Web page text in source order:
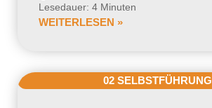
Lesedauer: 4 Minuten
WEITERLESEN »
02 SELBSTFÜHRUNG